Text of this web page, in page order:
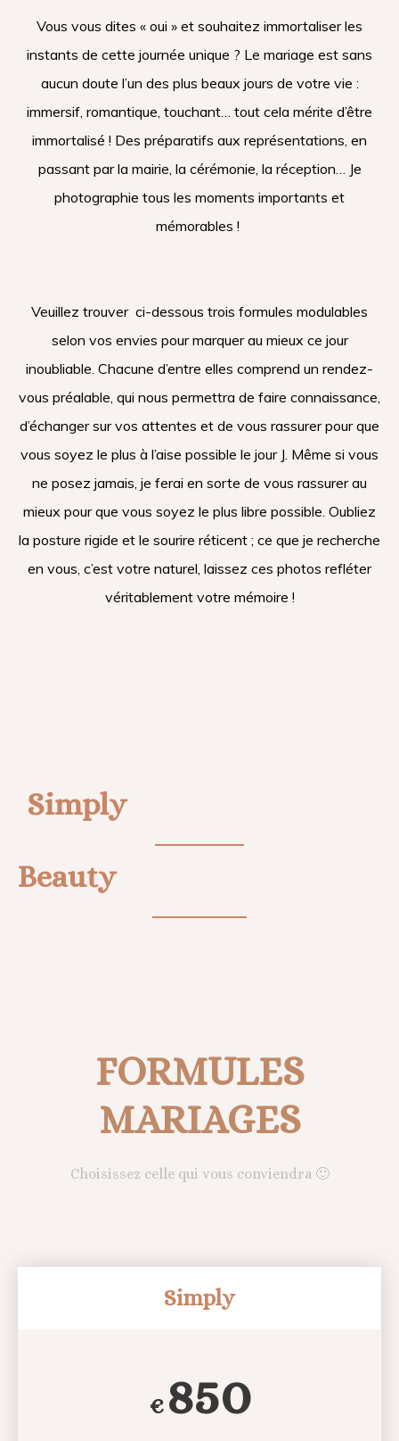
Vous vous dites « oui » et souhaitez immortaliser les
instants de cette journée unique ? Le mariage est sans
aucun doute l’un des plus beaux jours de votre vie :
immersif, romantique, touchant… tout cela mérite d’être
immortalisé ! Des préparatifs aux représentations, en
passant par la mairie, la cérémonie, la réception… Je
photographie tous les moments importants et
mémorables !
Veuillez trouver ci-dessous trois formules modulables
selon vos envies pour marquer au mieux ce jour
inoubliable. Chacune d’entre elles comprend un rendez-
vous préalable, qui nous permettra de faire connaissance,
d’échanger sur vos attentes et de vous rassurer pour que
vous soyez le plus à l’aise possible le jour J. Même si vous
ne posez jamais, je ferai en sorte de vous rassurer au
mieux pour que vous soyez le plus libre possible. Oubliez
la posture rigide et le sourire réticent ; ce que je recherche
en vous, c’est votre naturel, laissez ces photos refléter
véritablement votre mémoire !
Simply
Beauty
FORMULES
MARIAGES
Choisissez celle qui vous conviendra 🙂
Simply
€ 850